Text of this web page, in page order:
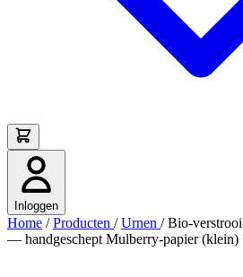
Inloggen
Home / Producten / Urnen / Bio-
— handgeschept Mulberry-papier (klein)